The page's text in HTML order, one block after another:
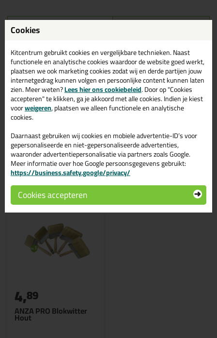
Omschrijving
Wegwerpkwast Blokkwast
in 3cm x 7cm
Bestel de Wegwerpkwast Blokkwast in 3cm x 7cm vandaag nog!
Vandaag besteld = morgen in huis.
Wil je meer weten over de toepassing en kenmerken van dit
product?Lees alles over dit product >
Gerelateerde producten
ANZA PRO Blokwitter
Hout
4,89
Cookies
Kitcentrum gebruikt cookies en vergelijkbare technieken. Naast
functionele en analytische cookies waardoor de website goed werkt,
plaatsen we ook marketing cookies zodat wij en derde partijen jouw
internetgedrag kunnen volgen en persoonlijke content kunnen laten
zien. Meer weten?Lees hier ons cookiebeleid. Door op "Cookies
accepteren" te klikken, ga je akkoord met alle cookies. Indien je kiest
voorweigeren, plaatsen we alleen functionele en analytische
cookies.
Daarnaast gebruiken wij cookies en mobiele advertentie-ID’s voor
gepersonaliseerde en niet-gepersonaliseerde advertenties,
waaronder advertentiepersonalisatie via partners zoals Google.
Meer informatie over hoe Google persoonsgegevens gebruikt:
https://business.safety.google/privacy/
Cookies accepteren